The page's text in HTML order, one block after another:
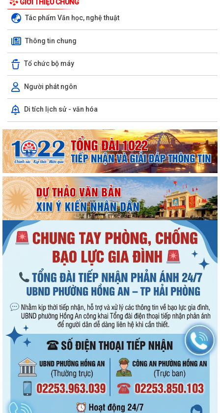
GIỚI THIỆU CHUNG
Tác phẩm Văn học, nghệ thuật
Thông tin chung
Tổ chức bộ máy
Người phát ngôn
Di tích lịch sử - văn hóa